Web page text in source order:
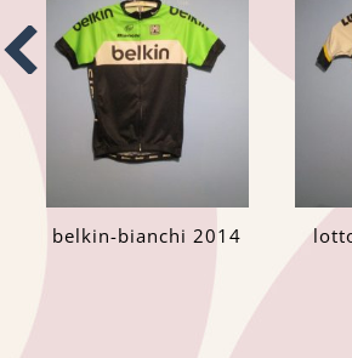
belkin-bianchi 2014